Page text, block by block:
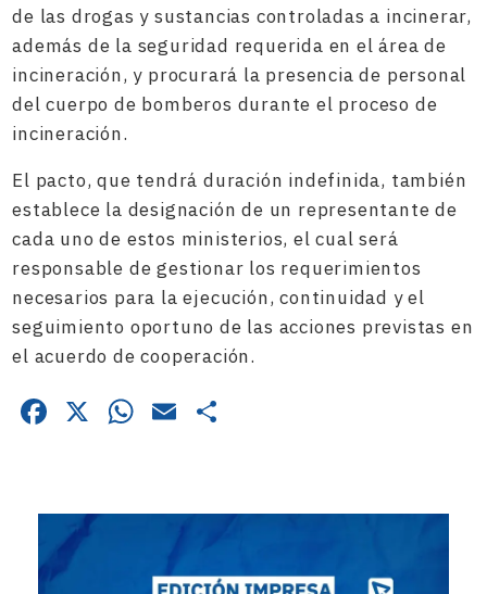
de las drogas y sustancias controladas a incinerar,
además de la seguridad requerida en el área de
incineración, y procurará la presencia de personal
del cuerpo de bomberos durante el proceso de
incineración.
El pacto, que tendrá duración indefinida, también
establece la designación de un representante de
cada uno de estos ministerios, el cual será
responsable de gestionar los requerimientos
necesarios para la ejecución, continuidad y el
seguimiento oportuno de las acciones previstas en
el acuerdo de cooperación.
Facebook
X WhatsApp
Email